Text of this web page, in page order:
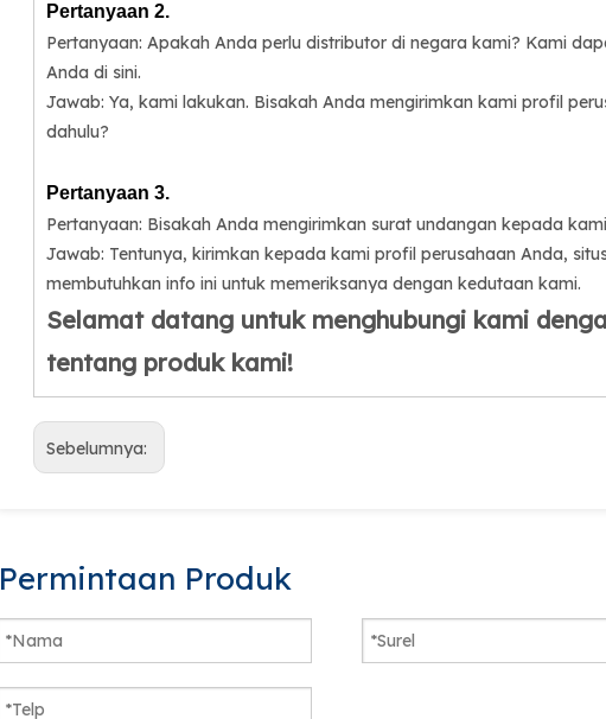
Pertanyaan 2.
Pertanyaan: Apakah Anda perlu distributor di negara kami? Kami
Anda di sini.
Jawab: Ya, kami lakukan. Bisakah Anda mengirimkan kami profil
dahulu?
Pertanyaan 3.
Pertanyaan: Bisakah Anda mengirimkan surat undangan kepada
Jawab: Tentunya, kirimkan kepada kami profil perusahaan Anda,
membutuhkan info ini untuk memeriksanya dengan kedutaan kami.
Selamat datang untuk menghubungi kami
tentang produk kami!
Sebelumnya:
Permintaan Produk